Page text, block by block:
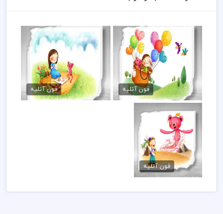
دانلود فون کودکانه شاد
45,000 تومان
فون آتلیه
طرح لایه باز فون کودک
45,000 تومان
فون آتلیه
دانلود فون مهد
کودک
45,000 تومانفون آتلیه